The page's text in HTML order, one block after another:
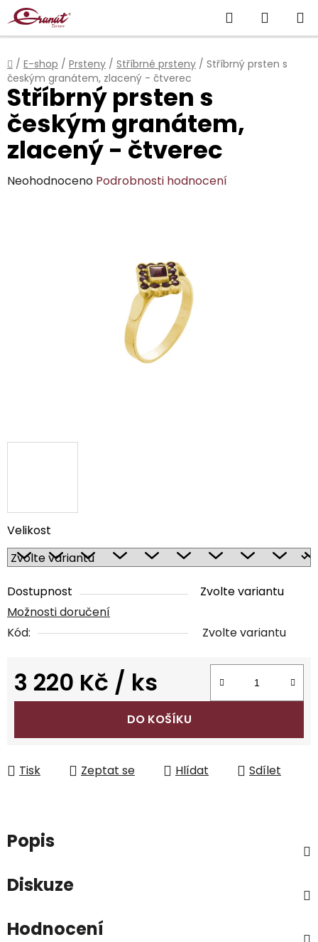
Přejít
na
obsah
Hledat
KOŠÍK
Domů
/ E-shop / Prsteny / Stříbrné prsteny / Stříbrný prsten s
českým granátem, zlacený - čtverec
Velikost
Dostupnost
Zvolte variantu
Možnosti doručení
Kód:
Zvolte variantu
3 220 Kč / ks
Měrná cena:
DO KOŠÍKU
Tisk Zeptat se Hlídat Sdílet
Stříbrný prsten s
českým granátem,
zlacený - čtverec
Průměrné
Neohodnoceno Podrobnosti hodnocení
Popis
Diskuze
Hodnocení